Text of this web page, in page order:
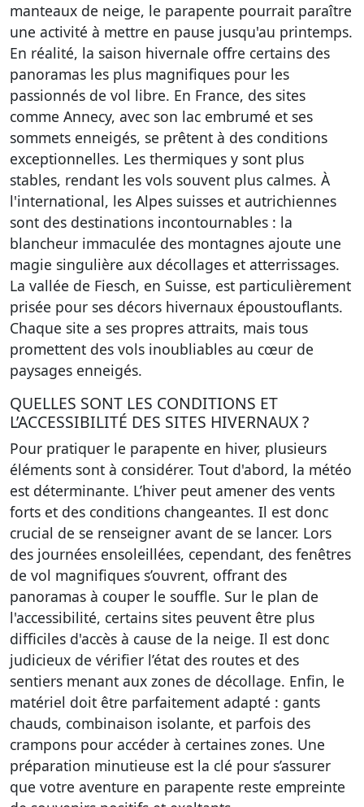
manteaux de neige, le parapente pourrait paraître
une activité à mettre en pause jusqu'au printemps.
En réalité, la saison hivernale offre certains des
panoramas les plus magnifiques pour les
passionnés de vol libre. En France, des sites
comme Annecy, avec son lac embrumé et ses
sommets enneigés, se prêtent à des conditions
exceptionnelles. Les thermiques y sont plus
stables, rendant les vols souvent plus calmes. À
l'international, les Alpes suisses et autrichiennes
sont des destinations incontournables : la
blancheur immaculée des montagnes ajoute une
magie singulière aux décollages et atterrissages.
La vallée de Fiesch, en Suisse, est particulièrement
prisée pour ses décors hivernaux époustouflants.
Chaque site a ses propres attraits, mais tous
promettent des vols inoubliables au cœur de
paysages enneigés.
QUELLES SONT LES CONDITIONS ET
L’ACCESSIBILITÉ DES SITES HIVERNAUX ?
Pour pratiquer le parapente en hiver, plusieurs
éléments sont à considérer. Tout d'abord, la météo
est déterminante. L’hiver peut amener des vents
forts et des conditions changeantes. Il est donc
crucial de se renseigner avant de se lancer. Lors
des journées ensoleillées, cependant, des fenêtres
de vol magnifiques s’ouvrent, offrant des
panoramas à couper le souffle. Sur le plan de
l'accessibilité, certains sites peuvent être plus
difficiles d'accès à cause de la neige. Il est donc
judicieux de vérifier l’état des routes et des
sentiers menant aux zones de décollage. Enfin, le
matériel doit être parfaitement adapté : gants
chauds, combinaison isolante, et parfois des
crampons pour accéder à certaines zones. Une
préparation minutieuse est la clé pour s’assurer
que votre aventure en parapente reste empreinte